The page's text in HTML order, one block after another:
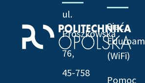
ul.
Prószkowska
76,
45-758
Sieć
Eduroam
(WiFi)
Pomoc